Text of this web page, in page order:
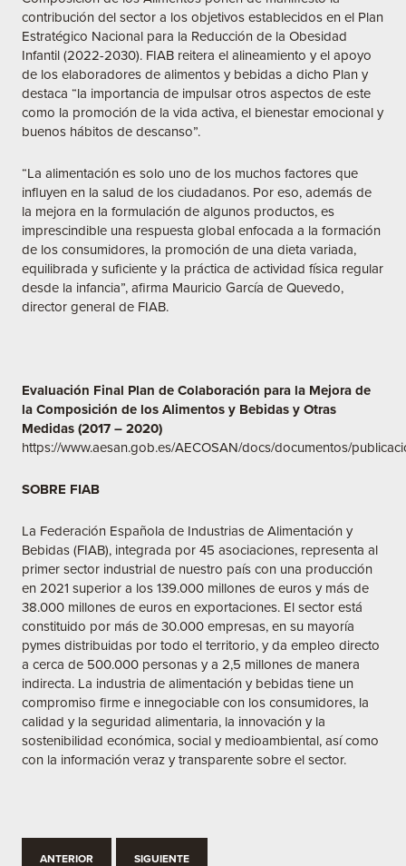
contribución del sector a los objetivos establecidos en el Plan
Estratégico Nacional para la Reducción de la Obesidad
Infantil (2022-2030). FIAB reitera el alineamiento y el apoyo
de los elaboradores de alimentos y bebidas a dicho Plan y
destaca “la importancia de impulsar otros aspectos de este
como la promoción de la vida activa, el bienestar emocional y
buenos hábitos de descanso”.
“La alimentación es solo uno de los muchos factores que
influyen en la salud de los ciudadanos. Por eso, además de
la mejora en la formulación de algunos productos, es
imprescindible una respuesta global enfocada a la formación
de los consumidores, la promoción de una dieta variada,
equilibrada y suficiente y la práctica de actividad física regular
desde la infancia”, afirma Mauricio García de Quevedo,
director general de FIAB.
Evaluación Final Plan de Colaboración para la Mejora de
la Composición de los Alimentos y Bebidas y Otras
Medidas (2017 – 2020)
https://www.aesan.gob.es/AECOSAN/docs/documentos/
SOBRE FIAB
La Federación Española de Industrias de Alimentación y
Bebidas (FIAB), integrada por 45 asociaciones, representa al
primer sector industrial de nuestro país con una producción
en 2021 superior a los 139.000 millones de euros y más de
38.000 millones de euros en exportaciones. El sector está
constituido por más de 30.000 empresas, en su mayoría
pymes distribuidas por todo el territorio, y da empleo directo
a cerca de 500.000 personas y a 2,5 millones de manera
indirecta. La industria de alimentación y bebidas tiene un
compromiso firme e innegociable con los consumidores, la
calidad y la seguridad alimentaria, la innovación y la
sostenibilidad económica, social y medioambiental, así como
con la información veraz y transparente sobre el sector.
ANTERIOR SIGUIENTE